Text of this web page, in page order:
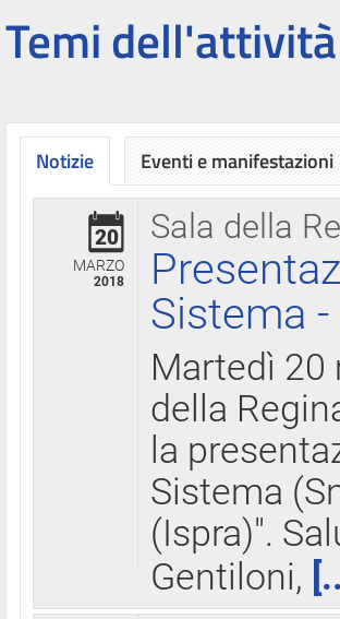
Temi
Notizie
Sala della
20
MARZO
2018
Sistema
Martedì 20
della
la
Sistema
(Ispra)".
Gentiloni,
Eventi e manifestazioni